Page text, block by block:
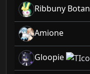
Ribbuny Botan
Amione
Gloopie